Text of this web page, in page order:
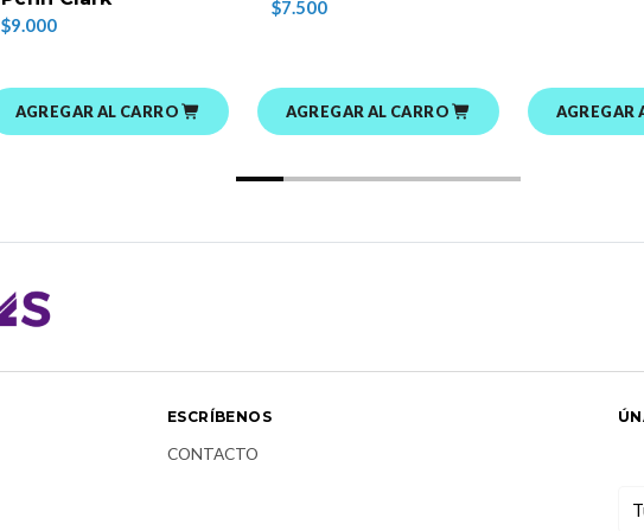
$9.000
AGREGAR AL CARRO
$7.500
AGREGAR AL CARRO AGREGAR
ESCRÍBENOS
CONTACTO